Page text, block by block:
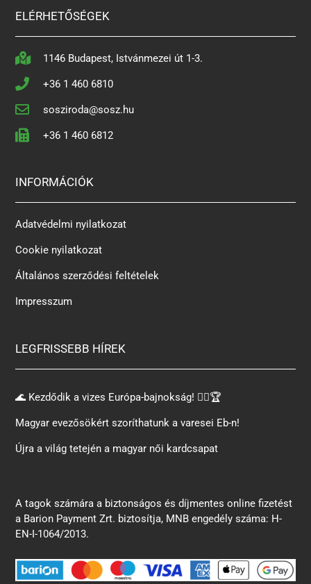
ELÉRHETŐSÉGEK
1146 Budapest, Istvánmezei út 1-3.
+36 1 460 6810
sosziroda@sosz.hu
+36 1 460 6812
INFORMÁCIÓK
Adatvédelmi nyilatkozat
Cookie nyilatkozat
Általános szerződési feltételek
Impresszum
LEGFRISSEBB HÍREK
🌊 Kezdődik a vizes Európa-bajnokság! 🏊‍♂️🏆
Magyar evezősökért szoríthatunk a varesei Eb-n!
Újra a világ tetején a magyar női kardcsapat
A tagok számára a biztonságos és díjmentes online fizetést
a Barion Payment Zrt. biztosítja, MNB engedély száma: H-
EN-I-1064/2013.